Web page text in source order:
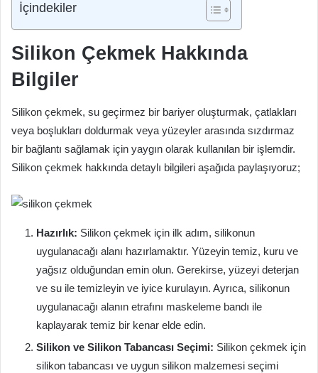
İçindekiler
Silikon Çekmek Hakkında
Bilgiler
Silikon çekmek, su geçirmez bir bariyer oluşturmak, çatlakları
veya boşlukları doldurmak veya yüzeyler arasında sızdırmaz
bir bağlantı sağlamak için yaygın olarak kullanılan bir işlemdir.
Silikon çekmek hakkında detaylı bilgileri aşağıda paylaşıyoruz;
Hazırlık: Silikon çekmek için ilk adım, silikonun
uygulanacağı alanı hazırlamaktır. Yüzeyin temiz, kuru ve
yağsız olduğundan emin olun. Gerekirse, yüzeyi deterjan
ve su ile temizleyin ve iyice kurulayın. Ayrıca, silikonun
uygulanacağı alanın etrafını maskeleme bandı ile
kaplayarak temiz bir kenar elde edin.
Silikon ve Silikon Tabancası Seçimi: Silikon çekmek için
silikon tabancası ve uygun silikon malzemesi seçimi